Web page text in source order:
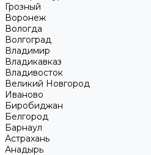
Грозный
Воронеж
Вологда
Волгоград
Владимир
Владикавказ
Владивосток
Великий Новгород
Иваново
Биробиджан
Белгород
Барнаул
Астрахань
Анадырь